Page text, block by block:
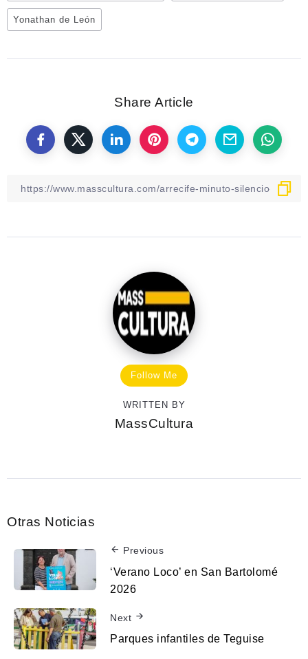
Yonathan de León
Share Article
Follow Me
WRITTEN BY
MassCultura
Otras Noticias
Previous
‘Verano Loco’ en San Bartolomé
2026
Next
Parques infantiles de Teguise